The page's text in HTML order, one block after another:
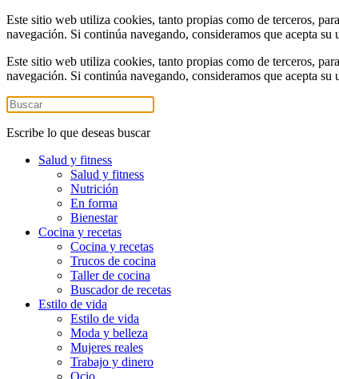
Este sitio web utiliza cookies, tanto propias como de terceros,
navegación. Si continúa navegando, consideramos que acepta su
Este sitio web utiliza cookies, tanto propias como de terceros,
navegación. Si continúa navegando, consideramos que acepta su
Escribe lo que deseas buscar
Salud y fitness
Salud y fitness
Nutrición
En forma
Bienestar
Cocina y recetas
Cocina y recetas
Trucos de cocina
Taller de cocina
Buscador de recetas
Estilo de vida
Estilo de vida
Moda y belleza
Mujeres reales
Trabajo y dinero
Ocio